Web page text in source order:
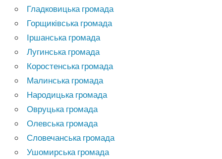
Гладковицька громада
Горщиківська громада
Іршанська громада
Лугинська громада
Коростенська громада
Малинська громада
Народицька громада
Овруцька громада
Олевська громада
Словечанська громада
Ушомирська громада